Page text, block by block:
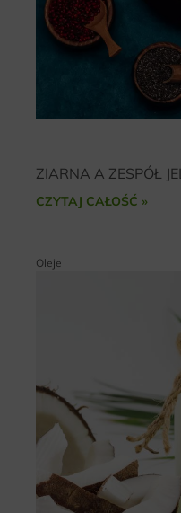
ZIARNA A ZESPÓŁ
CZYTAJ CAŁOŚĆ »
Oleje